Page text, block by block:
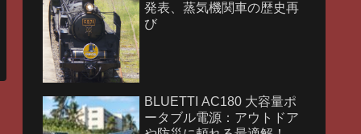
発表、蒸気機関車の歴史再
び
BLUETTI AC180 大容量ポ
ータブル電源：アウトドア